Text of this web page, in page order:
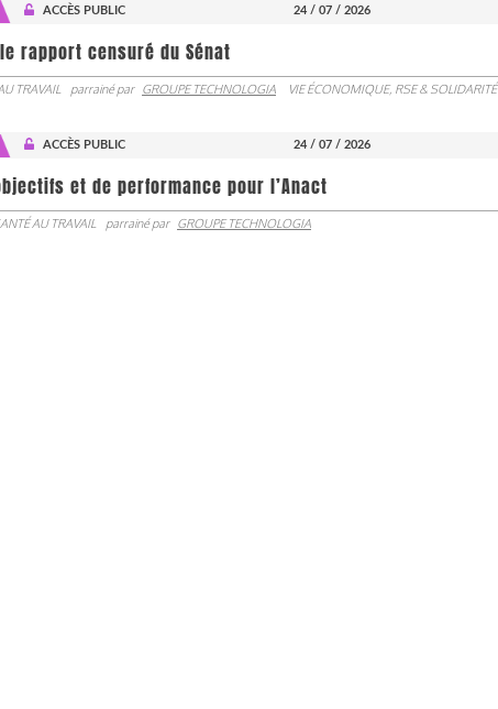
ACCÈS PUBLIC 24 / 07 / 2026
rapport censuré du Sénat
TRAVAIL parrainé par GROUPE TECHNOLOGIA VIE ÉCONOMIQUE, RSE & SOLIDARITÉ
ACCÈS PUBLIC 24 / 07 / 2026
et de performance pour l’Anact
AU TRAVAIL parrainé par GROUPE TECHNOLOGIA